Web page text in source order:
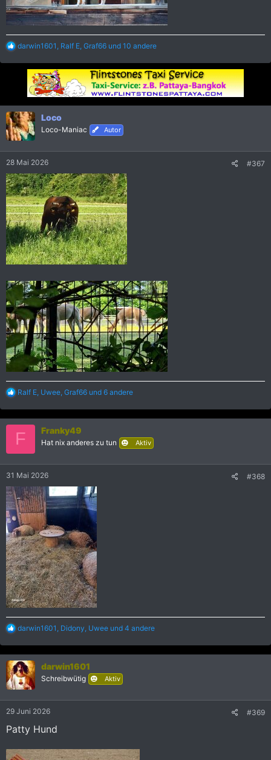
R
a
n
e
n
:
darwin1601 Ralf E Graf66 und 10 andere
Loco
Loco-Maniac Autor
28 Mai 2026 #367
R
a
k
i
n
:
Ralf E Uwee Graf66 und 6 andere
F Franky49
Hat nix anderes zu tun Aktiv
31 Mai 2026 #368
R
a
k
t
i
o
n
:
darwin1601 Didony Uwee und 4 andere
darwin1601
Schreibwütig Aktiv
29 Juni 2026 #369
Patty Hund